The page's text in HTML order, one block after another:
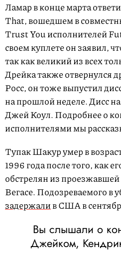
Ламар в конце марта
That, вошедшем в
Trust You исполнителей
своем куплете он заявил,
так как великий из всех
Дрейка также отвернулся
Росс, он тоже выпустил
на прошлой неделе. Дисс
Джей Коул. Подробнее о
исполнителями мы
Тупак Шакур умер в
1996 года после того, как
обстрелян из
Вегасе. Подозреваемого в
задержалив США в
Вы слышали о
Джейком,